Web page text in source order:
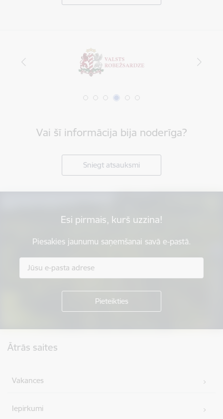
Vai šī informācija bija noderīga?
Sniegt atsauksmi
Esi pirmais, kurš uzzina!
Piesakies jaunumu saņemšanai savā e-pastā.
Ātrās saites
Vakances
Iepirkumi